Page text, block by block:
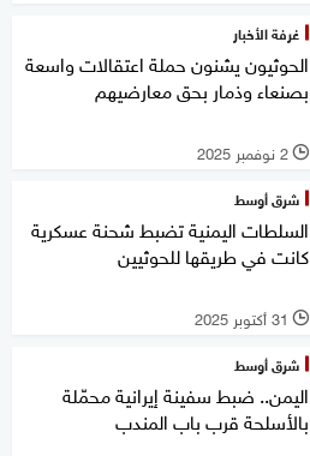
غرفة الأخبار
الحوثيون يشنون حملة اعتقالات واسعة
بصنعاء وذمار بحق معارضيهم
l 2 نوفمبر 2025
شرق أوسط
السلطات اليمنية تضبط شحنة عسكرية
كانت في طريقها للحوثيين
l 31 أكتوبر 2025
شرق أوسط
اليمن.. ضبط سفينة إيرانية محمّلة
بالأسلحة قرب باب المندب